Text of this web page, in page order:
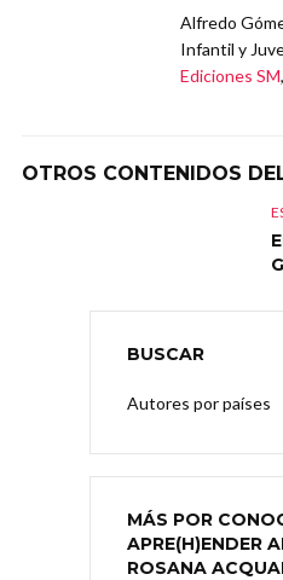
Alfredo
Infantil y
Ediciones SM
OTROS CONTENIDOS
BUSCAR
Autores por países
MÁS POR
APRE(H)ENDER
ROSANA